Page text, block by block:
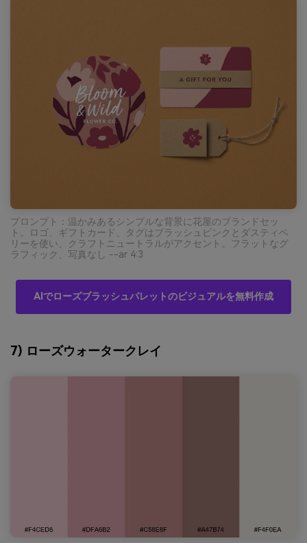
プロンプト：温かみあるシンプルな背景に花屋のブランドセッ
ト。ロゴ、ギフトカード、タグはブラッシュピンクとダスティベ
リーを使い、クラフトニュートラルがアクセント。フラットなグ
ラフィック、写真なし --ar 4:3
AIでローズブラッシュパレットのビジュアルを無料作成
7) ローズウォータークレイ